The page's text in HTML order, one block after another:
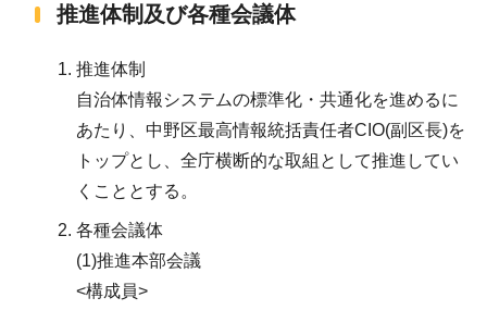
推進体制及び各種会議体
推進体制
自治体情報システムの標準化・共通化を進めるに
あたり、中野区最高情報統括責任者CIO(副区長)を
トップとし、全庁横断的な取組として推進してい
くこととする。
各種会議体
(1)推進本部会議
<構成員>